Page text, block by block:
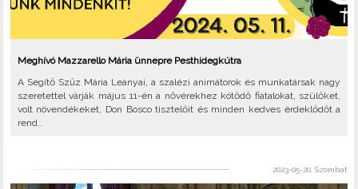
Meghívó Mazzarello Mária ünnepre Pesthidegkútra
A Segítő Szűz Mária Leányai, a szalézi animátorok és munkatársak nagy
szeretettel várják május 11-én a nővérekhez kötődő fiatalokat, szülőket,
volt növendékeket, Don Bosco tisztelőit és minden kedves érdeklődőt a
rend..
2023-05-20, Szombat